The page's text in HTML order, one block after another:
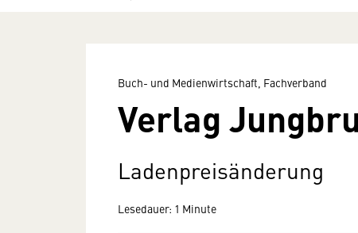
Buch- und Medienwirtschaft, Fachverband
Verlag
Ladenpreisänderung
Lesedauer: 1 Minute